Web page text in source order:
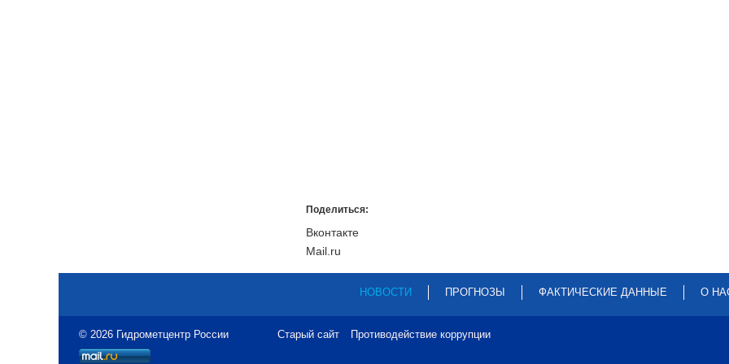
Поделиться:
Вконтакте
Mail.ru
НОВОСТИ ПРОГНОЗЫ ФАКТИЧЕСКИЕ ДАННЫЕ О
© 2026 Гидрометцентр России Старый сайт Противодействие коррупции